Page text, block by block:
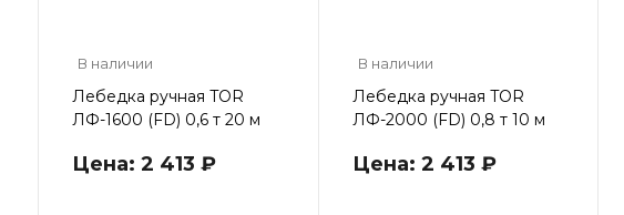
В наличии
Лебедка ручная TOR
ЛФ-1600 (FD) 0,6 т 20 м
Цена: 2 413 ₽
В наличии
Лебедка ручная TOR
ЛФ-2000 (FD) 0,8 т 10 м
Цена: 2 413 ₽